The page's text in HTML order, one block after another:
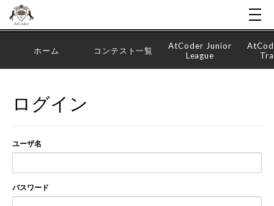
ホーム コンテスト一覧
AtCoder Junior
League
ログイン
ユーザ名
パスワード